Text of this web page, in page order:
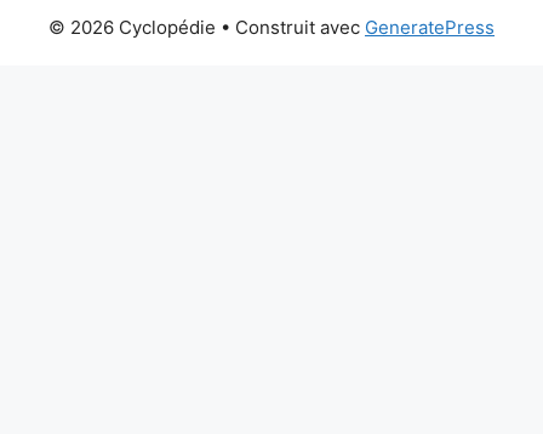
© 2026 Cyclopédie • Construit avec GeneratePress